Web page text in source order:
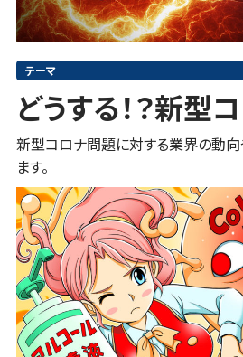
テーマ
どうする！？新型
新型コロナ問題に対する業界の動
ます。